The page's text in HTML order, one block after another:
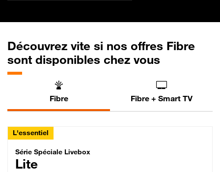
Découvrez vite si nos offres Fibre
sont disponibles chez vous
Fibre Fibre + Smart TV
L'essentiel
Série Spéciale Livebox Lite Fibre
Série Spéciale Livebox
Lite